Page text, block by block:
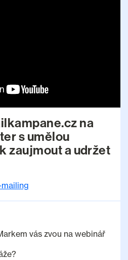
na
s umělou
zaujmout a udržet
mailing
vás zvou na webinář